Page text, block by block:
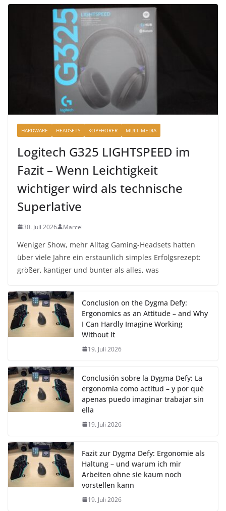
HARDWARE HEADSETS KOPFHÖRER MULTIMEDIA
Logitech G325 LIGHTSPEED im
Fazit – Wenn Leichtigkeit
wichtiger wird als technische
Superlative
30. Juli 2026 Marcel
Weniger Show, mehr Alltag Gaming-Headsets hatten
über viele Jahre ein erstaunlich simples Erfolgsrezept:
größer, kantiger und bunter als alles, was
Conclusion on the Dygma Defy:
Ergonomics as an Attitude – and Why
I Can Hardly Imagine Working
Without It
19. Juli 2026
Conclusión sobre la Dygma Defy: La
ergonomía como actitud – y por qué
apenas puedo imaginar trabajar sin
ella
19. Juli 2026
Fazit zur Dygma Defy: Ergonomie als
Haltung – und warum ich mir
Arbeiten ohne sie kaum noch
vorstellen kann
19. Juli 2026